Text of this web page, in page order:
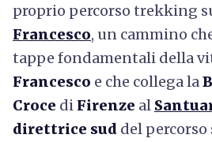
proprio percorso trekking
Francesco, un cammino
tappe fondamentali della
Francesco e che collega la
Croce di Firenze al
direttrice sud del percorso